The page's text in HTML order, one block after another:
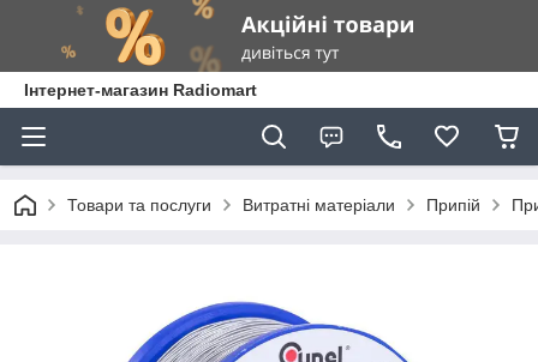
Інтернет-магазин Radiomart
Товари та послуги Витратні матеріали Припій